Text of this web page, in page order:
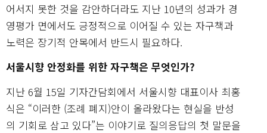
어서지 못한 것을 감안하더라도 지난 10년의 성과가 경
영평가 면에서도 긍정적으로 이어질 수 있는 자구책과
노력은 장기적 안목에서 반드시 필요하다.
서울시향 안정화를 위한 자구책은 무엇인가?
지난 6월 15일 기자간담회에서 서울시향 대표이사 최홍
식은 “이러한 (조례 폐지)안이 올라왔다는 현실을 반성
의 기회로 삼고 있다”는 이야기로 질의응답의 첫 말문을